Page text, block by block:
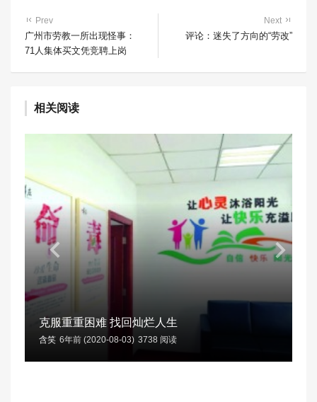
Prev
广州市劳教一所出现怪事：
71人集体买文凭竞聘上岗
Next
评论：迷失了方向的“劳改”
相关阅读
克服重重困难 找回灿烂人生
含笑 6年前 (2020-08-03) 3738 阅读